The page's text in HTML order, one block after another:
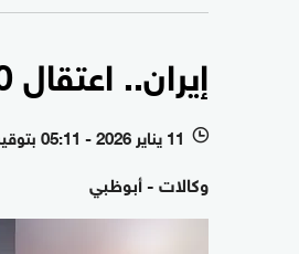
إيران.. اعتقال 200 من قادة الاحتجاجات
l 11 يناير 2026 - 05:11 بتوقيت أبوظبي
وكالات - أبوظبي